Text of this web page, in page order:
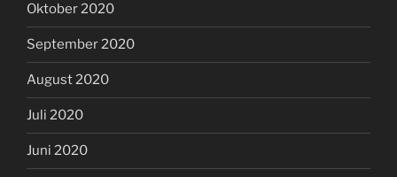
Oktober 2020
September 2020
August 2020
Juli 2020
Juni 2020